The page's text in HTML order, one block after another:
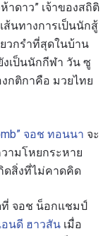
าดาว” เจ้าของสถิติ
ส้นทางการเป็นนักสู้
วกรำที่สุดในบ้าน
เป็นนักกีฬา วัน ซู
งกติกาคือ มวยไทย
จอช ทอนนา จะ
ามโหยกระหาย
ดสิ่งที่ไม่คาดคิด
ที่ จอช น็อกแชมป์
อนดี ฮาวสัน เมื่อ